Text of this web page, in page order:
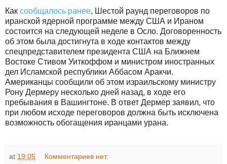
Как сообщалось ранее, Шестой раунд переговоров по
иранской ядерной программе между США и Ираном
состоится на следующей неделе в Осло. Договоренность
об этом была достигнута в ходе контактов между
спецпредставителем президента США на Ближнем
Востоке Стивом Уиткоффом и министром иностранных
дел Исламской республики Аббасом Аракчи.
Американцы сообщили об этом израильскому министру
Рону Дермеру несколько дней назад, в ходе его
пребывания в Вашингтоне. В ответ Дермер заявил, что
при любом исходе переговоров должна быть исключена
возможность обогащения иранцами урана.
at 19:05 Комментариев нет: